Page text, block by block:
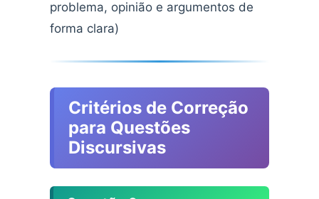
problema, opinião e argumentos de
forma clara)
Critérios de Correção
para Questões
Discursivas